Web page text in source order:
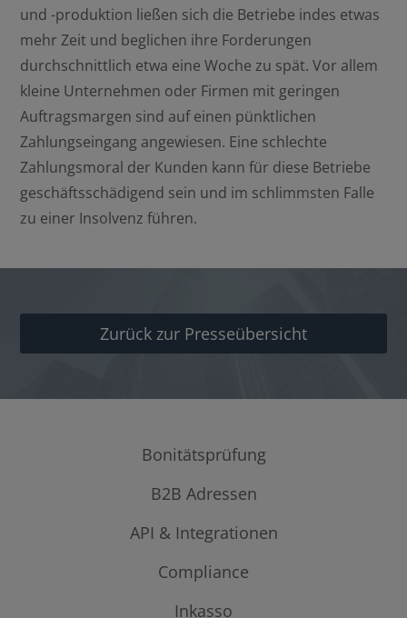
und -produktion ließen sich die Betriebe indes etwas
mehr Zeit und beglichen ihre Forderungen
durchschnittlich etwa eine Woche zu spät. Vor allem
kleine Unternehmen oder Firmen mit geringen
Auftragsmargen sind auf einen pünktlichen
Zahlungseingang angewiesen. Eine schlechte
Zahlungsmoral der Kunden kann für diese Betriebe
geschäftsschädigend sein und im schlimmsten Falle
zu einer Insolvenz führen.
Zurück zur Presseübersicht
Bonitätsprüfung
Firmenauskünfte
Internationale Firmenauskünfte
B2B Adressen
Datenabgleich & - anreicherung
B2B-Adressen
API & Integrationen
Schnittstellen
Compliance
Creditsafe Protect
Inkasso